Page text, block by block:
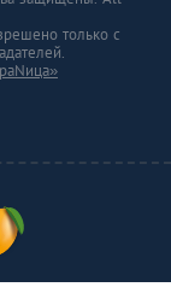
только с